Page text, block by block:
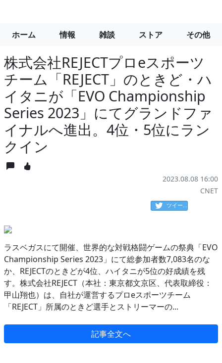
ホーム 情報 雑談 ストア その他
株式会社REJECTプロeスポーツ
チーム「REJECT」のときど・ハ
イタニが「EVO Championship
Series 2023」にてグランドファ
イナルへ進出。4位・5位にラン
クイン
2023.08.08 16:00
CNET
ツイート
ラスベガスにて開催、世界的な対戦格闘ゲームの祭典「EVO
Championship Series 2023」にて総参加者数7,083名のな
か、REJECTのときどが4位、ハイタニが5位の好成績を残
す。株式会社REJECT（本社：東京都文京区、代表取締役：
甲山翔也）は、自社が運営するプロeスポーツチーム
「REJECT」所属のときど選手とストリーマーの...
記事全文へ